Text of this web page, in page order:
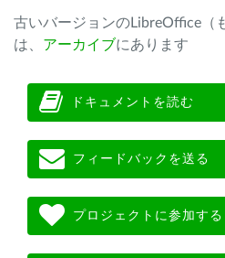
古いバージョンのLibreOffice（
は、 アーカイブにあります
ドキュメントを読む
フィードバックを送る
プロジェクトに参加する